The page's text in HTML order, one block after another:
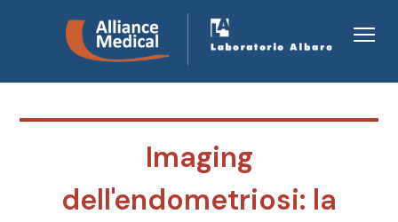
Imaging
dell'endometriosi: la